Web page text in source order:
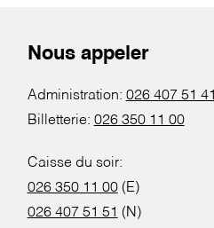
Nous appeler
Administration: 026 407 51 41
Billetterie: 026 350 11 00
Caisse du soir:
026 350 11 00(E)
026 407 51 51 (N)